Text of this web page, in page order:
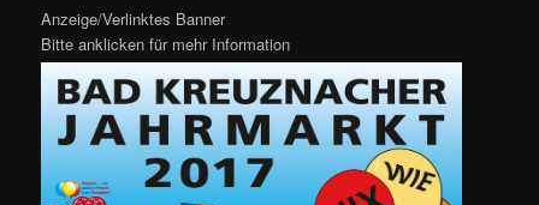
Anzeige/Verlinktes Banner
Bitte anklicken für mehr Information